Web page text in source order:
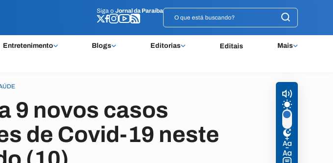
Siga o Jornal da Paraíba
Entretenimento Blogs Editorias Editais Mais
Siga o Jornal da Paraíba
9 novos casos
de Covid-19 neste